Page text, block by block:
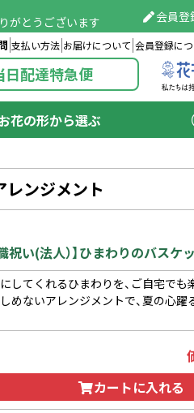
がとうございます 会員登
支払い方法 お届けについて 会員登録に
日配達特急便
花の形から選ぶ
ンジメント
祝い(法人）】ひまわりのバスケ
してくれるひまわりを、ご自宅でも
めないアレンジメントで、夏の心
カートに入れる